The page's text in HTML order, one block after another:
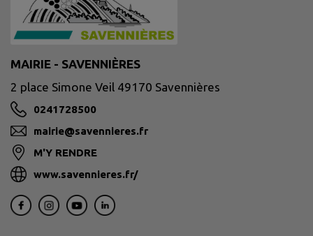
MAIRIE - SAVENNIÈRES
2 place Simone Veil 49170 Savennières
0241728500
mairie@savennieres.fr
M'Y RENDRE
www.savennieres.fr/